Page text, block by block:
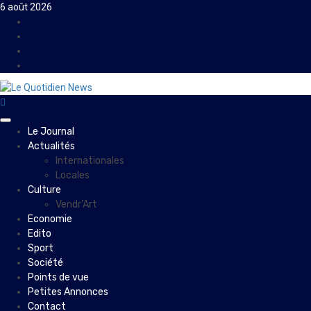
Skip
content
6 août 2026
PrimaryLe Journal
Actualités
Internationales
Locales
Culture
Vendr’Art
Economie
Edito
Sport
Société
Points de vue
Petites Annonces
Contact